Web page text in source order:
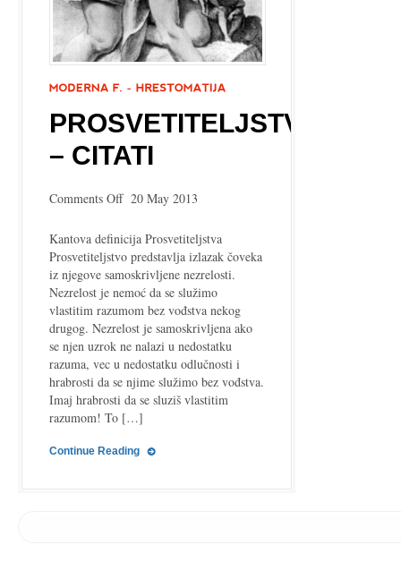
PROSVETITELJSTVO
– CITATI
Comments Offon
–
citati
20 May 2013
Kantova definicija Prosvetiteljstva
Prosvetiteljstvo predstavlja izlazak čoveka
iz njegove samoskrivljene nezrelosti.
Nezrelost je nemoć da se služimo
vlastitim razumom bez vođstva nekog
drugog. Nezrelost je samoskrivljena ako
se njen uzrok ne nalazi u nedostatku
razuma, vec u nedostatku odlučnosti i
hrabrosti da se njime služimo bez vođstva.
Imaj hrabrosti da se sluziš vlastitim
razumom! To […]
Continue Reading